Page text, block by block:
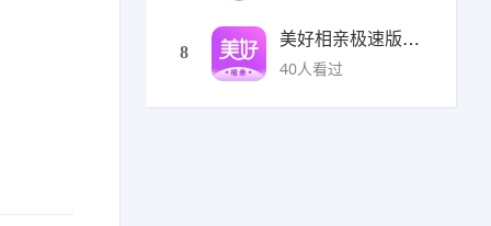
8
美好相亲极速版下载
40人看过